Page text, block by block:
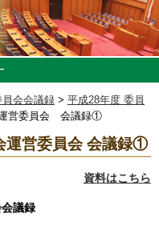
員会会議録 > 平成28年度 委員
営委員会 会議録①
運営委員会 会議録①
資料はこちら
議録